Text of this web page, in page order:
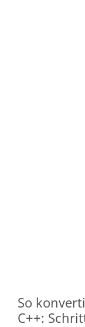
So
C++: